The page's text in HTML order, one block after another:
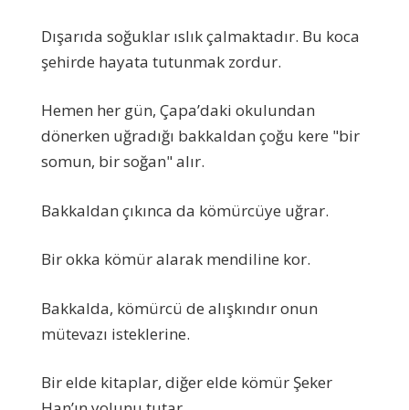
Dışarıda soğuklar ıslık çalmaktadır. Bu koca
şehirde hayata tutunmak zordur.
Hemen her gün, Çapa’daki okulundan
dönerken uğradığı bakkaldan çoğu kere "bir
somun, bir soğan" alır.
Bakkaldan çıkınca da kömürcüye uğrar.
Bir okka kömür alarak mendiline kor.
Bakkalda, kömürcü de alışkındır onun
mütevazı isteklerine.
Bir elde kitaplar, diğer elde kömür Şeker